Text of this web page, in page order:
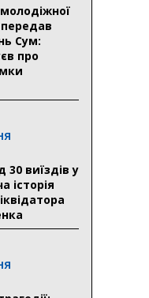
передав
Сум:
про
30 виїздів у
історія